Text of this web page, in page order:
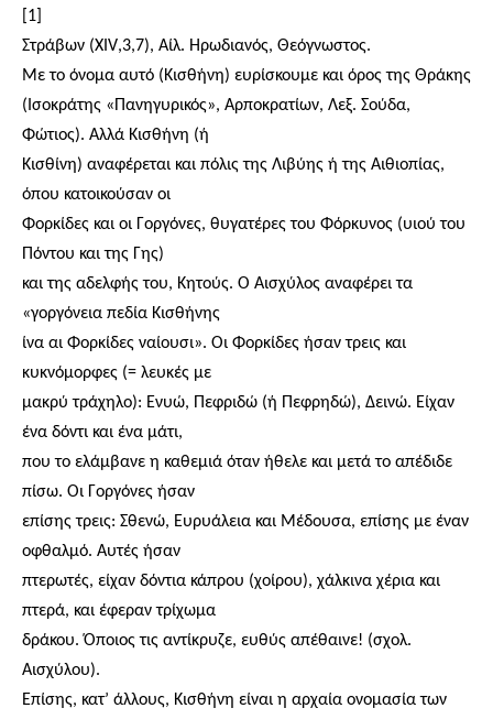
[1]
Στράβων (XIV,3,7), Αίλ. Ηρωδιανός, Θεόγνωστος.
Με το όνομα αυτό (Κισθήνη) ευρίσκουμε και όρος της Θράκης
(Ισοκράτης «Πανηγυρικός», Αρποκρατίων, Λεξ. Σούδα,
Φώτιος). Αλλά Κισθήνη (ή
Κισθίνη) αναφέρεται και πόλις της Λιβύης ή της Αιθιοπίας,
όπου κατοικούσαν οι
Φορκίδες και οι Γοργόνες, θυγατέρες του Φόρκυνος (υιού του
Πόντου και της Γης)
και της αδελφής του, Κητούς. Ο Αισχύλος αναφέρει τα
«γοργόνεια πεδία Κισθήνης
ίνα αι Φορκίδες ναίουσι». Οι Φορκίδες ήσαν τρεις και
κυκνόμορφες (= λευκές με
μακρύ τράχηλο): Ενυώ, Πεφριδώ (ή Πεφρηδώ), Δεινώ. Είχαν
ένα δόντι και ένα μάτι,
που το ελάμβανε η καθεμιά όταν ήθελε και μετά το απέδιδε
πίσω. Οι Γοργόνες ήσαν
επίσης τρεις: Σθενώ, Ευρυάλεια και Μέδουσα, επίσης με έναν
οφθαλμό. Αυτές ήσαν
πτερωτές, είχαν δόντια κάπρου (χοίρου), χάλκινα χέρια και
πτερά, και έφεραν τρίχωμα
δράκου. Όποιος τις αντίκρυζε, ευθύς απέθαινε! (σχολ.
Αισχύλου).
Επίσης, κατ’ άλλους, Κισθήνη είναι η αρχαία ονομασία των